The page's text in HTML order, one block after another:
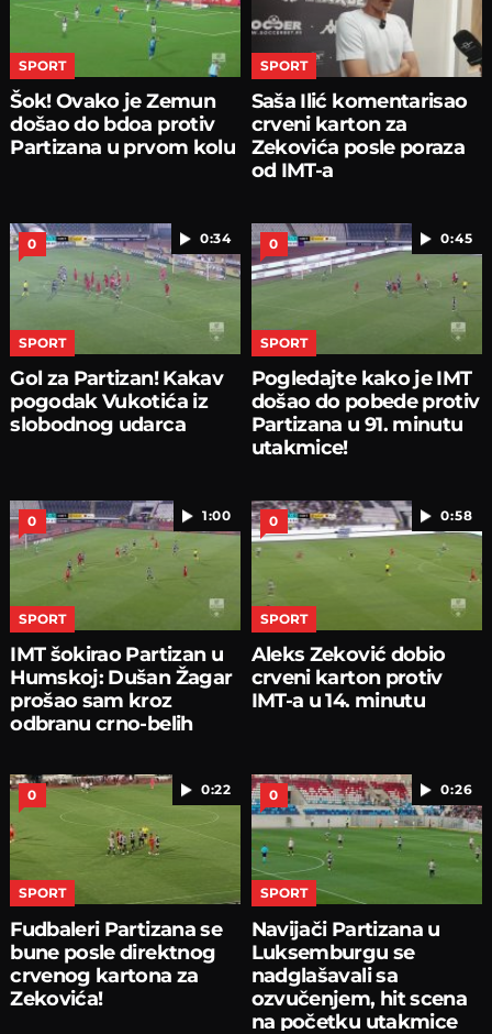
SPORT
Šok! Ovako je Zemun
došao do bdoa protiv
Partizana u prvom kolu
SPORT
Saša Ilić komentarisao
crveni karton za
Zekovića posle poraza
od IMT-a
0:34
0
SPORT
Gol za Partizan! Kakav
pogodak Vukotića iz
slobodnog udarca
0:45
0
SPORT
Pogledajte kako je IMT
došao do pobede protiv
Partizana u 91. minutu
utakmice!
1:00
0
SPORT
IMT šokirao Partizan u
Humskoj: Dušan Žagar
prošao sam kroz
odbranu crno-belih
0:58
0
SPORT
Aleks Zeković dobio
crveni karton protiv
IMT-a u 14. minutu
0:22
0
SPORT
Fudbaleri Partizana se
bune posle direktnog
crvenog kartona za
Zekovića!
0:26
0
SPORT
Navijači Partizana u
Luksemburgu se
nadglašavali sa
ozvučenjem, hit scena
na početku utakmice